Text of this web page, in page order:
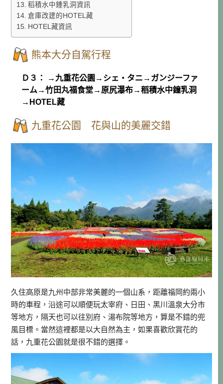
稻積水中鍾乳洞資訊
倉庫改建的HOTEL藏
HOTEL藏資訊
熊本大分自駕行程
Ｄ３： →九重花公園→シェ・タニ→ガンジーファ
ーム→竹田丸福食堂→原尻瀑布→稻積水中鐘乳洞
→HOTEL藏
九重花公園 花與山的美麗交錯
久住高原是九州中部非常美麗的一個山系，距離福岡約兩小
時的車程，沿途可以順便玩太宰府、日田、黑川溫泉大分市
等地方，隔天也可以往別府、湯布院等地方，算是不錯的兜
風目標。當然這裡都是以大自然為主，如果喜歡欣賞花的
話，九重花公園就是很不錯的選擇。